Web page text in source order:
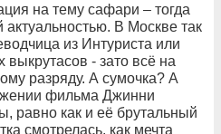
на тему сафари – тогда
актуальностью. В Москве так
из Интуриста или
- зато всё на
разряду. А сумочка? А
фильма Джинни
равно как и её брутальный
смотрелась, как мечта